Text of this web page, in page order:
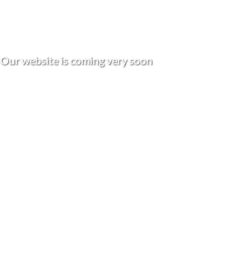
Our website is coming very soon